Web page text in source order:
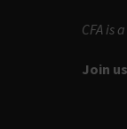
CFA is
Join